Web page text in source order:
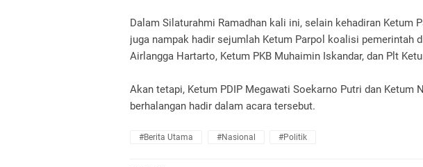
Dalam Silaturahmi Ramadhan kali ini, selain kehadiran Ketum
juga nampak hadir sejumlah Ketum Parpol koalisi pemerintah
Airlangga Hartarto, Ketum PKB Muhaimin Iskandar, dan Plt
Akan tetapi, Ketum PDIP Megawati Soekarno Putri dan Ketum
berhalangan hadir dalam acara tersebut.
#Berita Utama #Nasional #Politik